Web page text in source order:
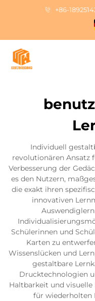
+86-
Individuell
revolutionären Ansatz
Verbesserung der
es den Nutzern,
die exakt ihren
innovativen
Schülerinnen und
Karten zu
Wissenslücken und
gestaltbare
Drucktechnologien
Haltbarkeit und visuelle
für wiederholten